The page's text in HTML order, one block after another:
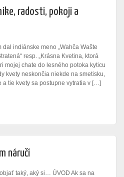
radosti, pokoji a
indiánske meno „Wahča Wašte
resp. „Krásna Kvetina, ktorá
mojej chate do lesného potoka kyticu
kvety neskončia niekde na smetisku,
tie kvety sa postupne vytratia v […]
náručí
taký, aký si… ÚVOD Ak sa na